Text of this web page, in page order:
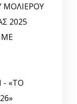
ΜΟΛΙΕΡΟΥ
2025
ΜΕ
- «ΤΟ